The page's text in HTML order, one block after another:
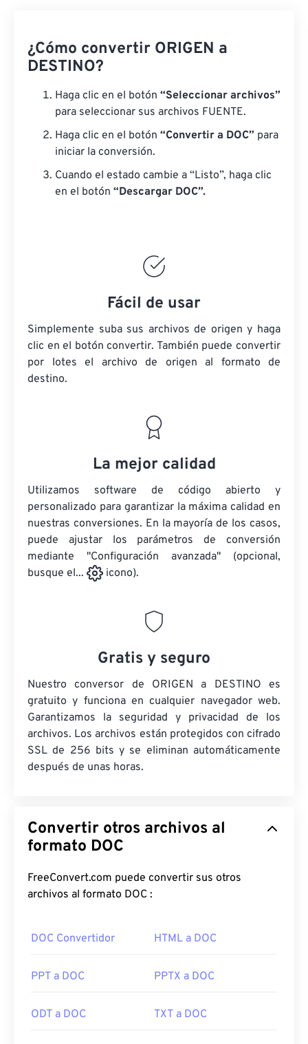
¿Cómo convertir ORIGEN a
DESTINO?
Haga clic en el botón “Seleccionar archivos”
para seleccionar sus archivos FUENTE.
Haga clic en el botón “Convertir a DOC” para
iniciar la conversión.
Cuando el estado cambie a “Listo”, haga clic
en el botón “Descargar DOC”.
Fácil de usar
Simplemente suba sus archivos de origen y haga
clic en el botón convertir. También puede convertir
por lotes el archivo de origen al formato de
destino.
La mejor calidad
Utilizamos software de código abierto y
personalizado para garantizar la máxima calidad en
nuestras conversiones. En la mayoría de los casos,
puede ajustar los parámetros de conversión
mediante "Configuración avanzada" (opcional,
busque el...
icono).
Gratis y seguro
Nuestro conversor de ORIGEN a DESTINO es
gratuito y funciona en cualquier navegador web.
Garantizamos la seguridad y privacidad de los
archivos. Los archivos están protegidos con cifrado
SSL de 256 bits y se eliminan automáticamente
después de unas horas.
Convertir otros archivos al
formato DOC
FreeConvert.com puede convertir sus otros
archivos al formato DOC :
DOC Convertidor HTML a DOC
PPT a DOC PPTX a DOC
ODT a DOC TXT a DOC